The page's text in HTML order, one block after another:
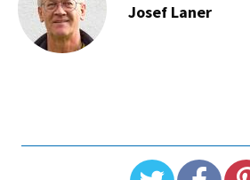
Josef Laner